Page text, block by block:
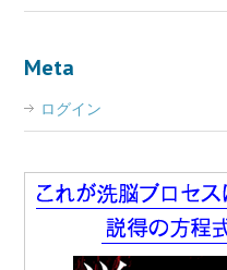
Meta
ログイン